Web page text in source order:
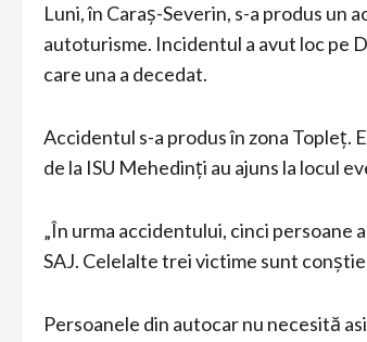
Luni, în Caraș-Severin, s-a produs un
autoturisme. Incidentul a avut loc pe
care una a decedat.
Accidentul s-a produs în zona Topleț.
de la ISU Mehedinți au ajuns la locul
„În urma accidentului, cinci
SAJ. Celelalte trei victime sunt
Persoanele din autocar nu necesită